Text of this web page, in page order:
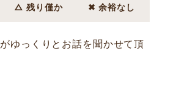
△ 残り僅か ✖ 余裕なし
ゆっくりとお話を聞かせて頂